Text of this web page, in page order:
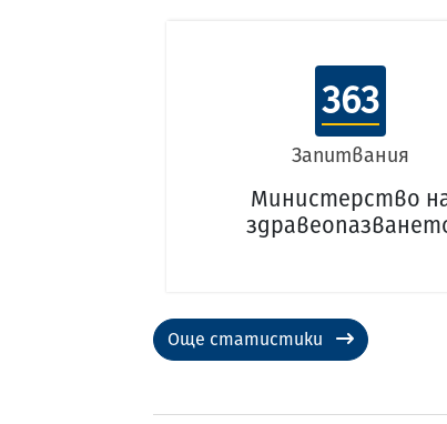
363
Запитвания
Министерство
Още статистики